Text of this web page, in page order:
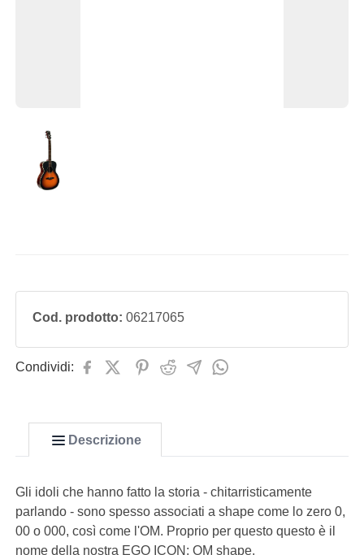
Cod. prodotto: 06217065
Condividi:
Descrizione
Gli idoli che hanno fatto la storia - chitarristicamente
parlando - sono spesso associati a shape come lo zero 0,
00 o 000, così come l'OM. Proprio per questo questo è il
nome della nostra EGO ICON: OM shape.